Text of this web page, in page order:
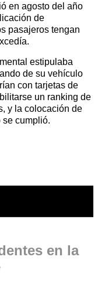
en agosto del año
de
pasajeros tengan
estipulaba
de su vehículo
con tarjetas de
un ranking de
y la colocación de
se cumplió.
en la